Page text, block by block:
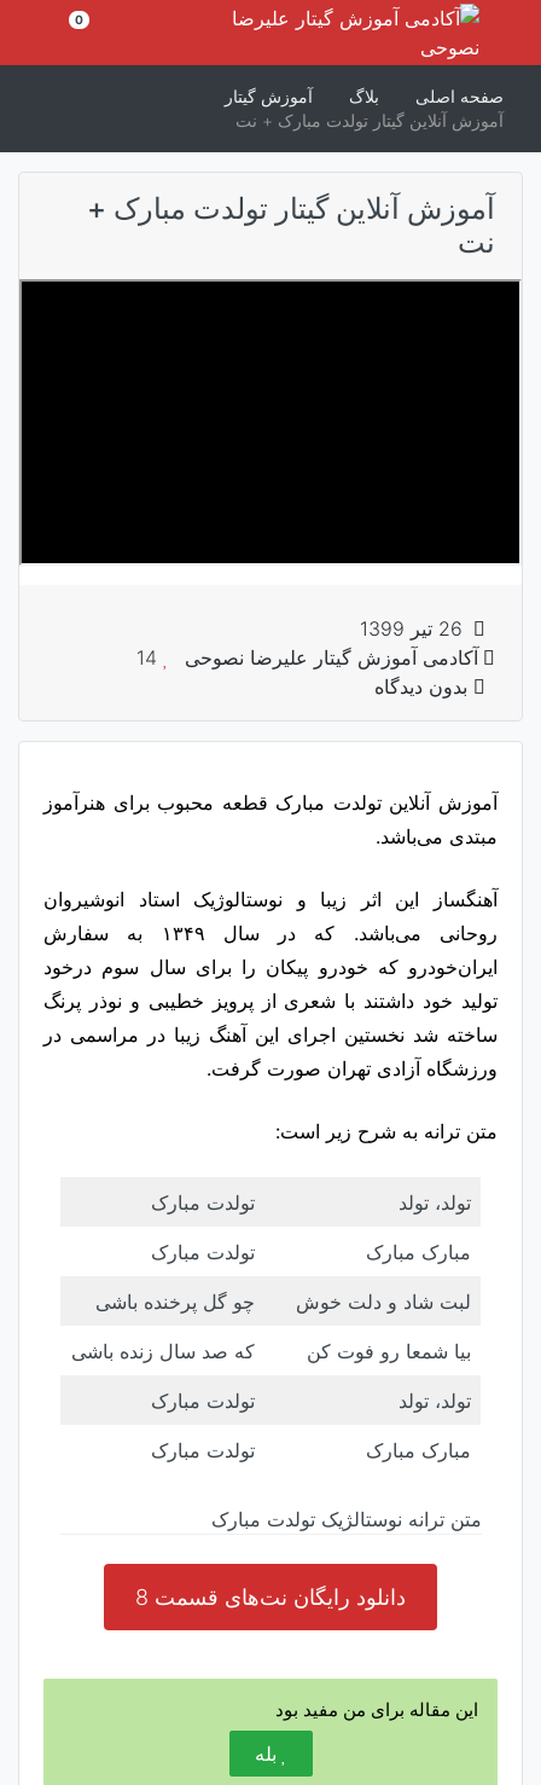
محتوا
0
صفحه اصلی بلاگ
آموزش گیتار
آموزش آنلاین گیتار تولدت مبارک + نت
آموزش آنلاین گیتار تولدت مبارک +
نت
آکادمی آموزش گیتار علیرضا نصوحی
14
بدون دیدگاه
آموزش آنلاین تولدت مبارک قطعه محبوب برای هنرآموز
مبتدی می‌باشد.
آهنگساز این اثر زیبا و نوستالوژیک استاد انوشیروان
روحانی می‌باشد. که در سال ۱۳۴۹ به سفارش
ایران‌خودرو که خودرو پیکان را برای سال سوم درخود
تولید خود داشتند با شعری از پرویز خطیبی و نوذر پرنگ
ساخته شد نخستین اجرای این آهنگ زیبا در مراسمی در
ورزشگاه آزادی تهران صورت گرفت.
متن ترانه به شرح زیر است:
تولد، تولد تولدت مبارک
مبارک مبارک تولدت مبارک
لبت شاد و دلت خوش چو گل پرخنده باشی
بیا شمعا رو فوت کن که صد سال زنده باشی
تولد، تولد تولدت مبارک
مبارک مبارک تولدت مبارک
متن ترانه نوستالژیک تولدت مبارک
دانلود رایگان نت‌های قسمت 8
این مقاله برای من مفید بود
بله